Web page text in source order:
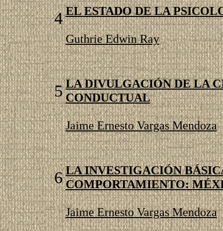
4 EL ESTADO DE LA
Guthrie Edwin Ray
5 LA DIVULGACIÓN DE LA
CONDUCTUAL
Jaime Ernesto Vargas Mendoza
6 LA INVESTIGACIÓN
COMPORTAMIENTO:
Jaime Ernesto Vargas Mendoza